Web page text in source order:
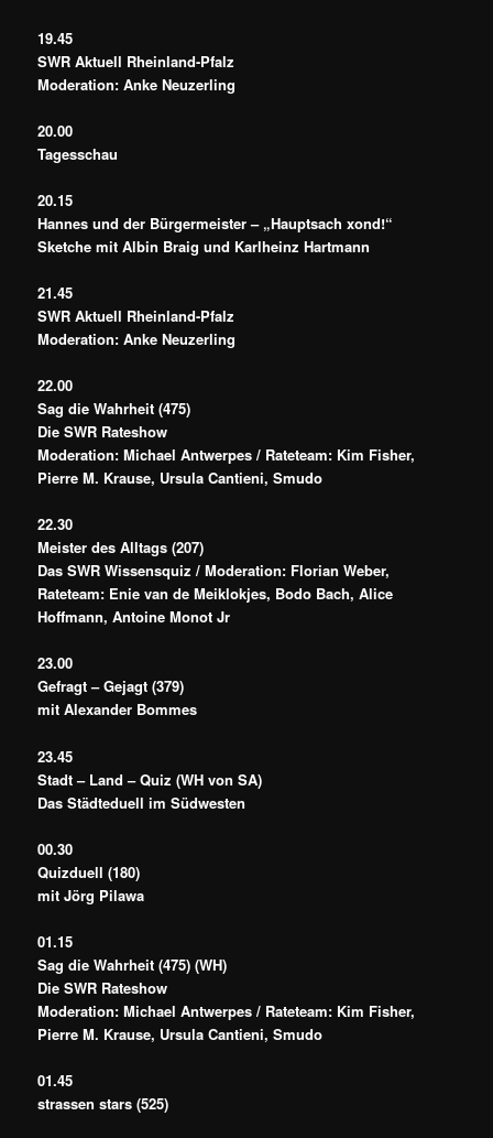
19.45
SWR Aktuell Rheinland-Pfalz
Moderation: Anke Neuzerling
20.00
Tagesschau
20.15
Hannes und der Bürgermeister – „Hauptsach xond!“
Sketche mit Albin Braig und Karlheinz Hartmann
21.45
SWR Aktuell Rheinland-Pfalz
Moderation: Anke Neuzerling
22.00
Sag die Wahrheit (475)
Die SWR Rateshow
Moderation: Michael Antwerpes / Rateteam: Kim Fisher,
Pierre M. Krause, Ursula Cantieni, Smudo
22.30
Meister des Alltags (207)
Das SWR Wissensquiz / Moderation: Florian Weber,
Rateteam: Enie van de Meiklokjes, Bodo Bach, Alice
Hoffmann, Antoine Monot Jr
23.00
Gefragt – Gejagt (379)
mit Alexander Bommes
23.45
Stadt – Land – Quiz (WH von SA)
Das Städteduell im Südwesten
00.30
Quizduell (180)
mit Jörg Pilawa
01.15
Sag die Wahrheit (475) (WH)
Die SWR Rateshow
Moderation: Michael Antwerpes / Rateteam: Kim Fisher,
Pierre M. Krause, Ursula Cantieni, Smudo
01.45
strassen stars (525)